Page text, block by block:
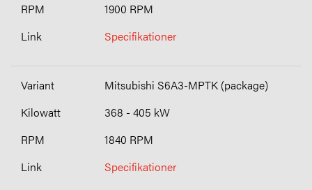
1900 RPM
Specifikationer
Mitsubishi S6A3-MPTK (package)
368 - 405 kW
1840 RPM
Specifikationer